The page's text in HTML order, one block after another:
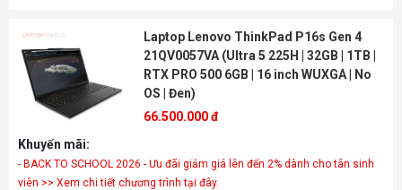
Laptop Lenovo ThinkPad P16s Gen 4
21QV0057VA (Ultra 5 225H | 32GB | 1TB |
RTX PRO 500 6GB | 16 inch WUXGA | No
OS | Đen)
66.500.000 đ
Khuyến mãi:
- BACK TO SCHOOL 2026 - Ưu đãi giảm giá lên đến 2% dành cho tân sinh
viên >> Xem chi tiết chương trình tại đây.